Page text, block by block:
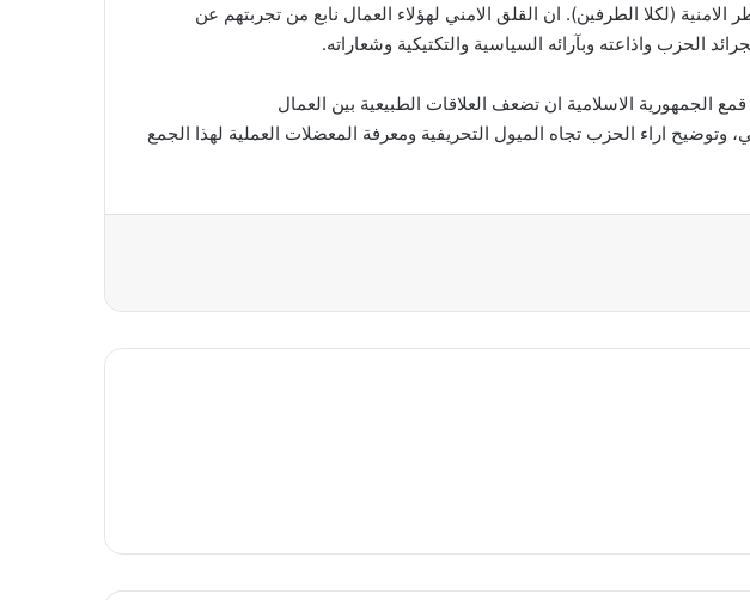
(لكلا الطرفين). ان القلق الامني لهؤلاء العمال نابع من تجربتهم عن
الحزب واذاعته وبآرائه السياسية والتكتيكية وشعاراته.
الاسلامية ان تضعف العلاقات الطبيعية بين العمال
وتوضيح اراء الحزب تجاه الميول التحريفية ومعرفة المعضلات العملية لهذا الجمع